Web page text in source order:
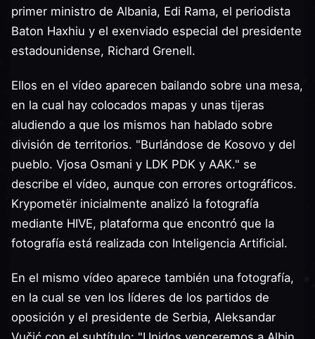
primer ministro de Albania, Edi Rama, el periodista
Baton Haxhiu y el exenviado especial del presidente
estadounidense, Richard Grenell.
Ellos en el vídeo aparecen bailando sobre una mesa,
en la cual hay colocados mapas y unas tijeras
aludiendo a que los mismos han hablado sobre
división de territorios. "Burlándose de Kosovo y del
pueblo. Vjosa Osmani y LDK PDK y AAK." se
describe el vídeo, aunque con errores ortográficos.
Krypometër inicialmente analizó la fotografía
mediante HIVE, plataforma que encontró que la
fotografía está realizada con Inteligencia Artificial.
En el mismo vídeo aparece también una fotografía,
en la cual se ven los líderes de los partidos de
oposición y el presidente de Serbia, Aleksandar